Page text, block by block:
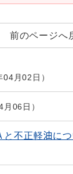
前のページへ
04月02日
月06日
と不正軽油に